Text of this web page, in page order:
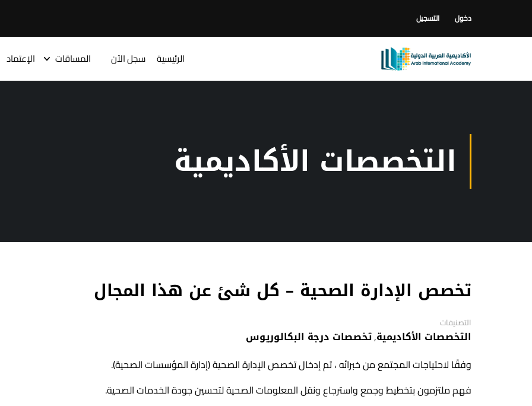
دخول التسجيل
الرئيسية سجل الآن المساقات الإعتماد
التخصصات الأكاديمية
تخصص الإدارة الصحية – كل شئ عن هذا المجال
التصنيفات
التخصصات الأكاديمية,تخصصات درجة البكالوريوس
وفقًا لاحتياجات المجتمع من خبرائه ، تم إدخال تخصص الإدارة الصحية (إدارة المؤسسات الصحية).
فهم ملتزمون بتخطيط وجمع واسترجاع ونقل المعلومات الصحية لتحسين جودة الخدمات الصحية.